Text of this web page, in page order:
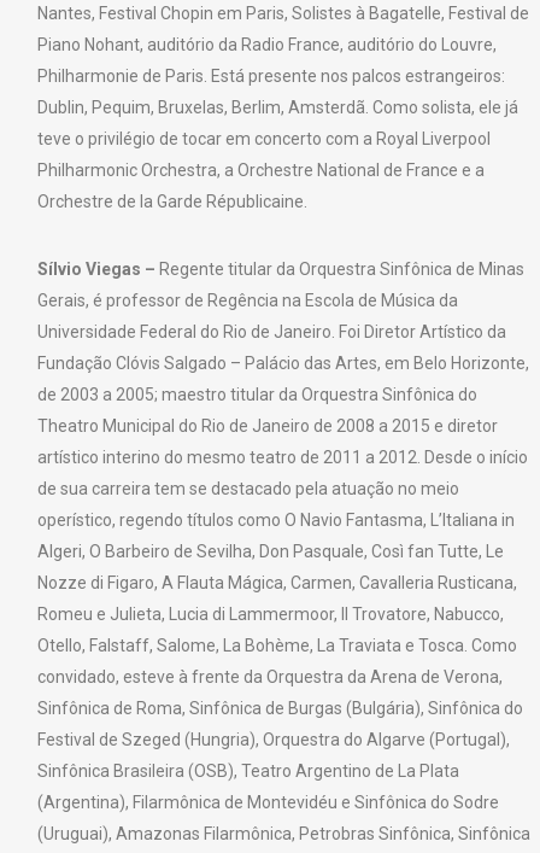
Nantes, Festival Chopin em Paris, Solistes à Bagatelle, Festival de
Piano Nohant, auditório da Radio France, auditório do Louvre,
Philharmonie de Paris. Está presente nos palcos estrangeiros:
Dublin, Pequim, Bruxelas, Berlim, Amsterdã. Como solista, ele já
teve o privilégio de tocar em concerto com a Royal Liverpool
Philharmonic Orchestra, a Orchestre National de France e a
Orchestre de la Garde Républicaine.
Sílvio Viegas – Regente titular da Orquestra Sinfônica de Minas
Gerais, é professor de Regência na Escola de Música da
Universidade Federal do Rio de Janeiro. Foi Diretor Artístico da
Fundação Clóvis Salgado – Palácio das Artes, em Belo Horizonte,
de 2003 a 2005; maestro titular da Orquestra Sinfônica do
Theatro Municipal do Rio de Janeiro de 2008 a 2015 e diretor
artístico interino do mesmo teatro de 2011 a 2012. Desde o início
de sua carreira tem se destacado pela atuação no meio
operístico, regendo títulos como O Navio Fantasma, L’Italiana in
Algeri, O Barbeiro de Sevilha, Don Pasquale, Così fan Tutte, Le
Nozze di Figaro, A Flauta Mágica, Carmen, Cavalleria Rusticana,
Romeu e Julieta, Lucia di Lammermoor, Il Trovatore, Nabucco,
Otello, Falstaff, Salome, La Bohème, La Traviata e Tosca. Como
convidado, esteve à frente da Orquestra da Arena de Verona,
Sinfônica de Roma, Sinfônica de Burgas (Bulgária), Sinfônica do
Festival de Szeged (Hungria), Orquestra do Algarve (Portugal),
Sinfônica Brasileira (OSB), Teatro Argentino de La Plata
(Argentina), Filarmônica de Montevidéu e Sinfônica do Sodre
(Uruguai), Amazonas Filarmônica, Petrobras Sinfônica, Sinfônica